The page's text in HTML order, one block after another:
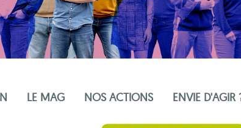
LE MAG NOS ACTIONS ENVIE D'AGIR